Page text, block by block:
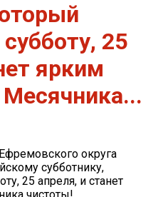
25
ярким
округа
субботнику,
25 апреля, и станет